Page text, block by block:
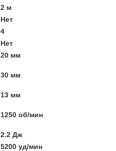
2 м
Нет
4
Нет
20 мм
30 мм
13 мм
1250 об/мин
2.2 Дж
5200 уд/мин